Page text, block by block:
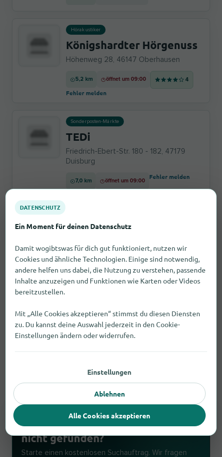
Hörakustiker
Königshardter Hörgenuss
Höhenweg 28, 46147 Oberhausen
5,2 km öffnet um 09:00 4
Fehler melden
Sonderposten-Märkte
TEDi
Friedrich-Ebert-Str. 180 - 182, 47179
Duisburg
7,0 km öffnet um 09:00
Fehler melden
Automatenservice Rhein-
Dieselstraße 31, 46539 Dinslaken
2,2 km Öffnungszeiten prüfen
Dienstleister
Norman Heckenbach
Elektronikartikel in Dinslaken
nicht gefunden?
Starte einen kostenlosen Suchauftrag. Wir fragen
DATENSCHUTZ
Ein Moment für deinen Datenschutz
Damit wogibtswas für dich gut funktioniert, nutzen wir
Cookies und ähnliche Technologien. Einige sind notwendig,
andere helfen uns dabei, die Nutzung zu verstehen, passende
Inhalte anzuzeigen und Funktionen wie Karten oder Videos
bereitzustellen.
Mit „Alle Cookies akzeptieren“ stimmst du diesen Diensten
zu. Du kannst deine Auswahl jederzeit in den Cookie-
Einstellungen ändern oder widerrufen.
Einstellungen
Ablehnen
Alle Cookies akzeptieren